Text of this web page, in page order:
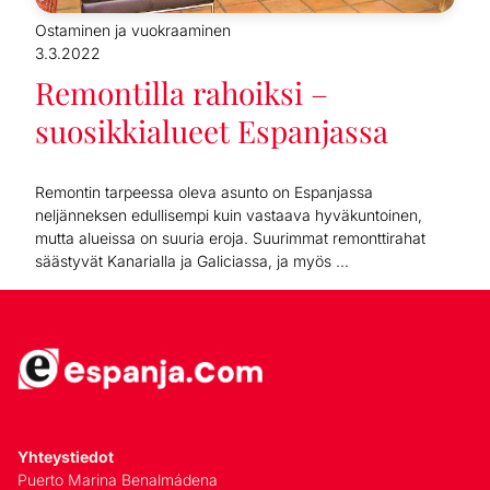
Ostaminen ja vuokraaminen
3.3.2022
Remontilla rahoiksi –
suosikkialueet Espanjassa
Remontin tarpeessa oleva asunto on Espanjassa
neljänneksen edullisempi kuin vastaava hyväkuntoinen,
mutta alueissa on suuria eroja. Suurimmat remonttirahat
säästyvät Kanarialla ja Galiciassa, ja myös ...
Yhteystiedot
Puerto Marina Benalmádena